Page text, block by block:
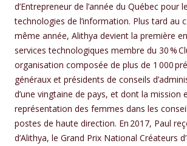
d’Entrepreneur de l’année du Québec pour
technologies de l’information. Plus tard au
même année, Alithya devient la première
services technologiques membre du 30 %
organisation composée de plus de 1 000
généraux et présidents de conseils
d’une vingtaine de pays, et dont la mission
représentation des femmes dans les
postes de haute direction. En 2017, Paul
d’Alithya, le Grand Prix National Créateurs